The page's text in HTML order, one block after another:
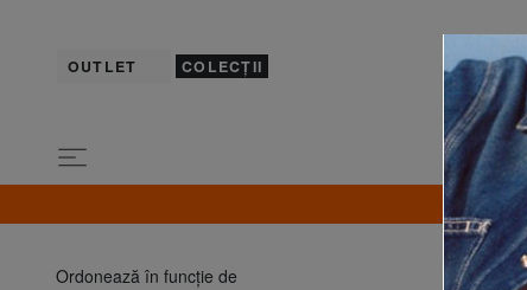
OUTLET COLECȚII
Ordonează în funcţie de